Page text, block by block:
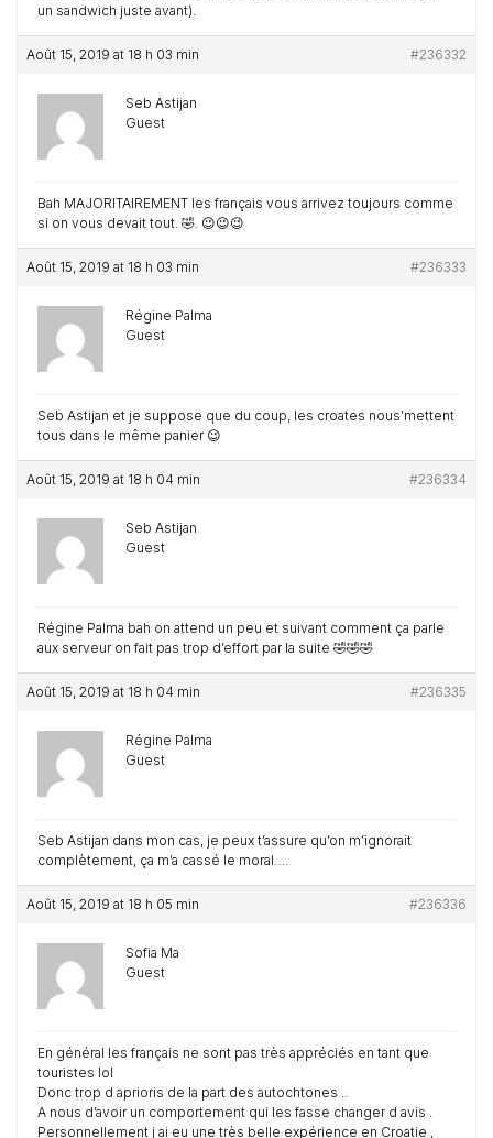
un sandwich juste avant).
Août 15, 2019 at 18 h 03 min #236332
Seb Astijan
Guest
Bah MAJORITAIREMENT les français vous arrivez toujours comme
si on vous devait tout. 🤣. 😉😉😉
Août 15, 2019 at 18 h 03 min #236333
Régine Palma
Guest
Seb Astijan et je suppose que du coup, les croates nous’mettent
tous dans le même panier 😉
Août 15, 2019 at 18 h 04 min #236334
Seb Astijan
Guest
Régine Palma bah on attend un peu et suivant comment ça parle
aux serveur on fait pas trop d’effort par la suite 🤣🤣🤣
Août 15, 2019 at 18 h 04 min #236335
Régine Palma
Guest
Seb Astijan dans mon cas, je peux t’assure qu’on m’ignorait
complètement, ça m’a cassé le moral….
Août 15, 2019 at 18 h 05 min #236336
Sofia Ma
Guest
En général les français ne sont pas très appréciés en tant que
touristes lol
Donc trop d aprioris de la part des autochtones ..
A nous d’avoir un comportement qui les fasse changer d avis .
Personnellement j ai eu une très belle expérience en Croatie ,